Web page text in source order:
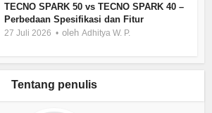
TECNO SPARK 50 vs TECNO SPARK 40 –
Perbedaan Spesifikasi dan Fitur
27 Juli 2026 olehAdhitya W. P.
Tentang penulis